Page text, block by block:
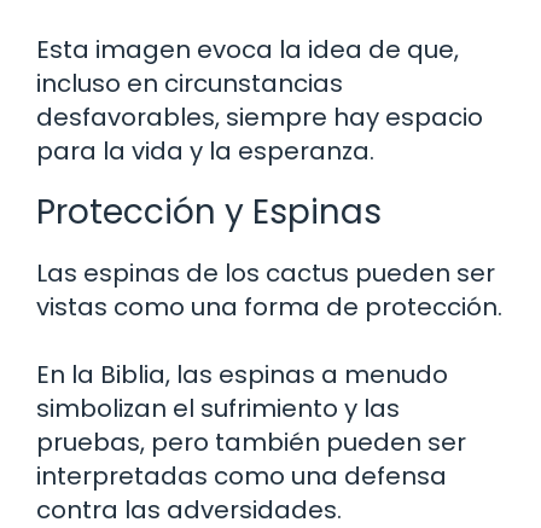
Esta imagen evoca la idea de que,
incluso en circunstancias
desfavorables, siempre hay espacio
para la vida y la esperanza.
Protección y Espinas
Las espinas de los cactus pueden ser
vistas como una forma de protección.
En la Biblia, las espinas a menudo
simbolizan el sufrimiento y las
pruebas, pero también pueden ser
interpretadas como una defensa
contra las adversidades.